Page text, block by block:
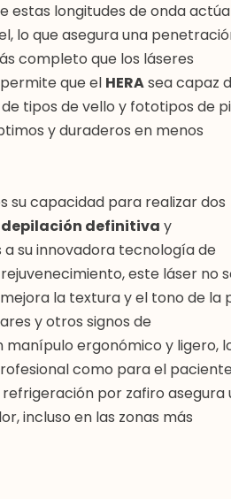
estas longitudes de onda
lo que asegura una
completo que los láseres
que el HERAsea capaz
tipos de vello y fototipos de
y duraderos en menos
su capacidad para realizar dos
depilación definitiva y
a su innovadora tecnología de
este láser no
la textura y el tono de la
y otros signos de
manípulo ergonómico y ligero,
como para el
por zafiro asegura
incluso en las zonas más